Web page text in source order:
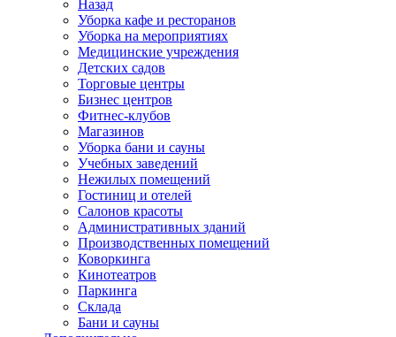
Назад
Уборка кафе и ресторанов
Уборка на мероприятиях
Медицинские учреждения
Детских садов
Торговые центры
Бизнес центров
Фитнес-клубов
Магазинов
Уборка бани и сауны
Учебных заведений
Нежилых помещений
Гостиниц и отелей
Салонов красоты
Административных зданий
Производственных помещений
Коворкинга
Кинотеатров
Паркинга
Склада
Бани и сауны